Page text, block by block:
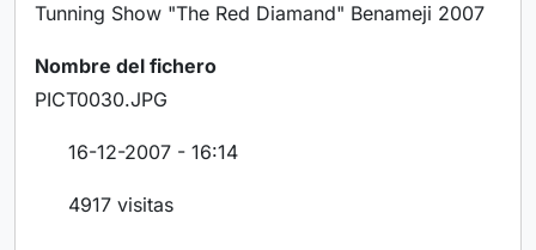
Tunning Show "The Red Diamand" Benameji 2007
Nombre del fichero
PICT0030.JPG
16-12-2007 - 16:14
4917 visitas